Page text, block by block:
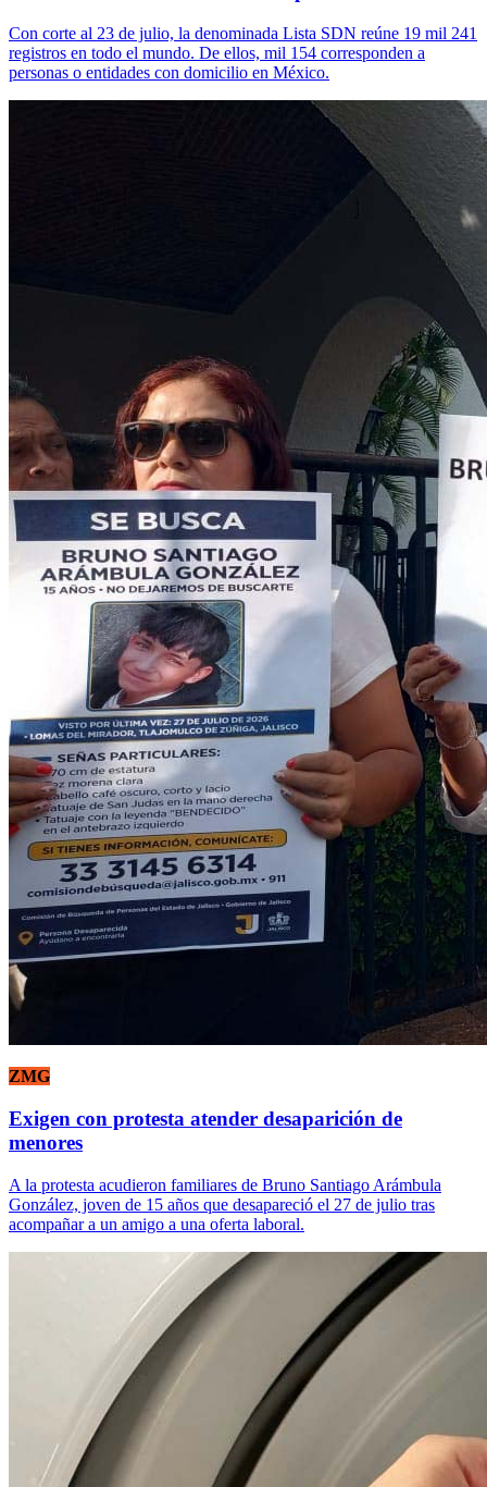
Con corte al 23 de julio, la denominada Lista SDN reúne 19 mil 241
registros en todo el mundo. De ellos, mil 154 corresponden a
personas o entidades con domicilio en México.
ZMG
Exigen con protesta atender desaparición de
menores
A la protesta acudieron familiares de Bruno Santiago Arámbula
González, joven de 15 años que desapareció el 27 de julio tras
acompañar a un amigo a una oferta laboral.